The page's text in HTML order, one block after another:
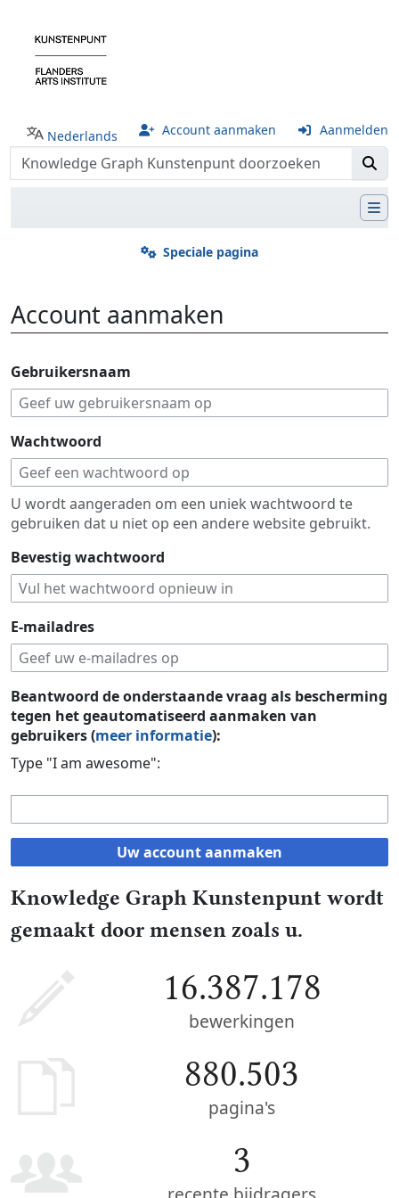
Nederlands Account aanmaken Aanmelden
Speciale pagina
Account aanmaken
Gebruikersnaam
Wachtwoord
U wordt aangeraden om een uniek wachtwoord te
gebruiken dat u niet op een andere website gebruikt.
Bevestig wachtwoord
E-mailadres
Beantwoord de onderstaande vraag als bescherming
tegen het geautomatiseerd aanmaken van
gebruikers (meer informatie):
Type "I am awesome":
Uw account aanmaken
Knowledge Graph Kunstenpunt wordt
gemaakt door mensen zoals u.
16.387.178
bewerkingen
880.503
pagina's
3